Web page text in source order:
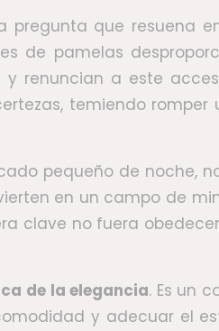
pregunta que resuena
de pamelas
renuncian a este
temiendo romper
pequeño de noche,
en un campo de
clave no fuera
de la elegancia. Es un
y adecuar el